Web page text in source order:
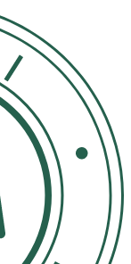
XL
52/54
100
cm
112
cm
132
cm